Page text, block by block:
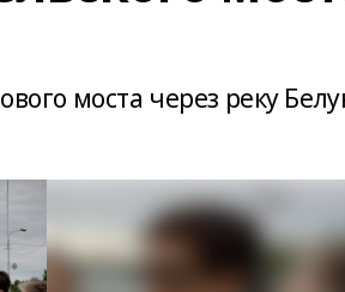
моста через реку